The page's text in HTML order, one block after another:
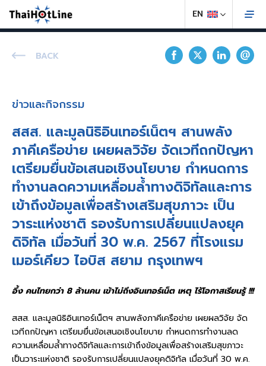
BACK
ข่าวและกิจกรรม
สสส. และมูลนิธิอินเทอร์เน็ตฯ สานพลัง
ภาคีเครือข่าย เผยผลวิจัย จัดเวทีถกปัญหา
เตรียมยื่นข้อเสนอเชิงนโยบาย กำหนดการ
ทำงานลดความเหลื่อมล้ำทางดิจิทัลและการ
เข้าถึงข้อมูลเพื่อสร้างเสริมสุขภาวะ เป็น
วาระแห่งชาติ รองรับการเปลี่ยนแปลงยุค
ดิจิทัล เมื่อวันที่ 30 พ.ค. 2567 ที่โรงแรม
เมอร์เคียว ไอบิส สยาม กรุงเทพฯ
อึ้ง คนไทยกว่า 8 ล้านคน เข้าไม่ถึงอินเทอร์เน็ต เหตุ ไร้โอกาสเรียนรู้ !!!
สสส. และมูลนิธิอินเทอร์เน็ตฯ สานพลังภาคีเครือข่าย เผยผลวิจัย จัด
เวทีถกปัญหา เตรียมยื่นข้อเสนอเชิงนโยบาย กำหนดการทำงานลด
ความเหลื่อมล้ำทางดิจิทัลและการเข้าถึงข้อมูลเพื่อสร้างเสริมสุขภาวะ
เป็นวาระแห่งชาติ รองรับการเปลี่ยนแปลงยุคดิจิทัล เมื่อวันที่ 30 พ.ค.